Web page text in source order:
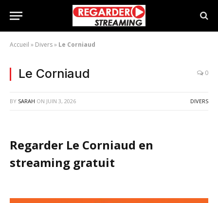
Accueil » Divers» Le Corniaud
Le Corniaud 0
BY SARAH ON JUIN 3, 2026 DIVERS
Regarder Le Corniaud en
streaming gratuit